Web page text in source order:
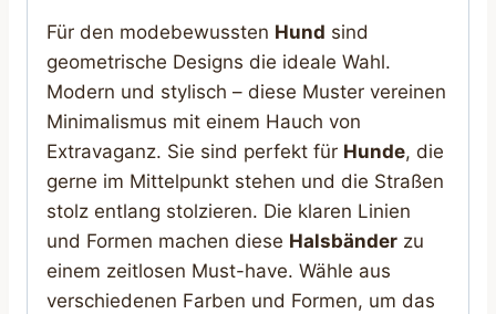
Für den modebewussten Hund sind
geometrische Designs die ideale Wahl.
Modern und stylisch – diese Muster vereinen
Minimalismus mit einem Hauch von
Extravaganz. Sie sind perfekt für Hunde, die
gerne im Mittelpunkt stehen und die Straßen
stolz entlang stolzieren. Die klaren Linien
und Formen machen diese Halsbänder zu
einem zeitlosen Must-have. Wähle aus
verschiedenen Farben und Formen, um das